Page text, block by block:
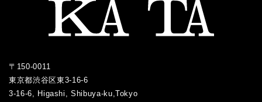
〒150-0011
東京都渋谷区東3-16-6
3-16-6, Higashi, Shibuya-ku,Tokyo